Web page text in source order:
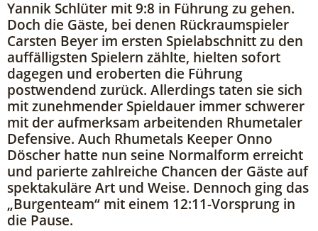
Yannik Schlüter mit 9:8 in Führung zu gehen.
Doch die Gäste, bei denen Rückraumspieler
Carsten Beyer im ersten Spielabschnitt zu den
auffälligsten Spielern zählte, hielten sofort
dagegen und eroberten die Führung
postwendend zurück. Allerdings taten sie sich
mit zunehmender Spieldauer immer schwerer
mit der aufmerksam arbeitenden Rhumetaler
Defensive. Auch Rhumetals Keeper Onno
Döscher hatte nun seine Normalform erreicht
und parierte zahlreiche Chancen der Gäste auf
spektakuläre Art und Weise. Dennoch ging das
„Burgenteam“ mit einem 12:11-Vorsprung in
die Pause.